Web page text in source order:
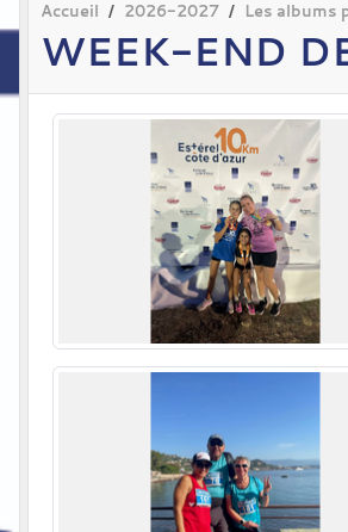
Accueil 2026-2027 Les albums
WEEK-END